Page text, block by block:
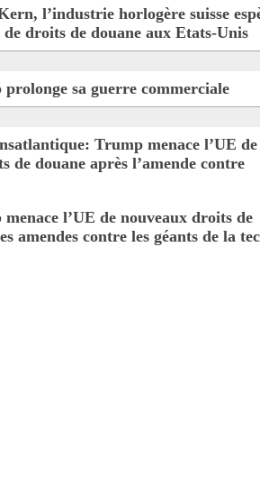
l’industrie horlogère suisse
droits de douane aux Etats-Unis
sa guerre commerciale
Trump menace l’UE de
de douane après l’amende contre
l’UE de nouveaux droits de
amendes contre les géants de la